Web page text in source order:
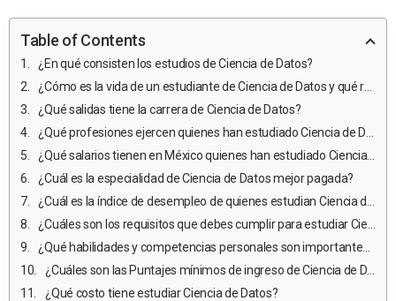
Table of Contents
¿En qué consisten los estudios de Ciencia de Datos?
¿Cómo es la vida de un estudiante de Ciencia de Datos y qué retos enfrentan?
¿Qué salidas tiene la carrera de Ciencia de Datos?
¿Qué profesiones ejercen quienes han estudiado Ciencia de Datos?
¿Qué salarios tienen en México quienes han estudiado Ciencia de Datos?
¿Cuál es la especialidad de Ciencia de Datos mejor pagada?
¿Cuál es la índice de desempleo de quienes estudian Ciencia de Datos?
¿Cuáles son los requisitos que debes cumplir para estudiar Ciencia de Datos en México?
¿Qué habilidades y competencias personales son importantes para estudiar y ejercer Ciencia de Datos?
¿Cuáles son las Puntajes mínimos de ingreso de Ciencia de Datos en México?
¿Qué costo tiene estudiar Ciencia de Datos?